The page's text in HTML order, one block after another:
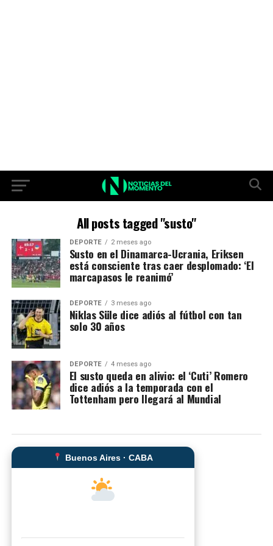
All posts tagged "susto"
DEPORTE 2 meses ago
Susto en el Dinamarca-Ucrania, Eriksen
está consciente tras caer desplomado: ‘El
marcapasos le reanimó’
DEPORTE 3 meses ago
Niklas Süle dice adiós al fútbol con tan
solo 30 años
DEPORTE 4 meses ago
El susto queda en alivio: el ‘Cuti’ Romero
dice adiós a la temporada con el
Tottenham pero llegará al Mundial
Buenos Aires · CABA